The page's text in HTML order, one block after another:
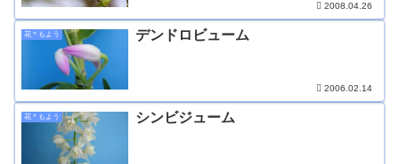
2008.04.26
花＊もよう デンドロビューム
2006.02.14
花＊もよう シンビジューム